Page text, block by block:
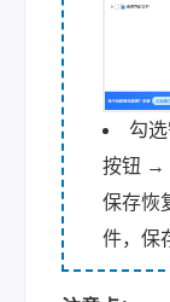
勾
按钮 →
保存恢
件，保